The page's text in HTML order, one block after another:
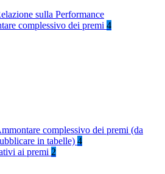
sulla Performance
complessivo dei premi 4
complessivo dei premi (da
in tabelle) 4
ai premi 2